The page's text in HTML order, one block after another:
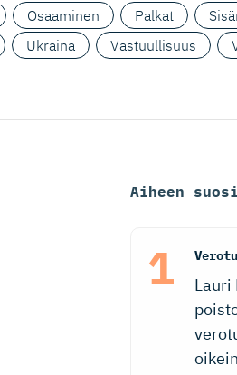
Osaaminen Palkat
Ukraina Vastuullisuus
Aiheen
Lauri
oikein